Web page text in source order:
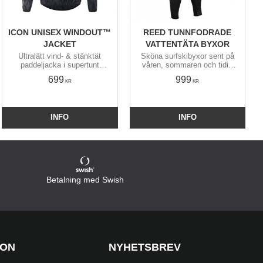
ICON UNISEX WINDOUT™
JACKET
Ultralätt vind- & stänktät
paddeljacka i supertunt
knappt blöt och torkar
699 KR
INFO
REED TUNNFODRADE
VATTENTÄTA BYXOR
Sköna surfskibyxor sent på
våren, sommaren och tidig
knän samt höga i ryggen.
999 KR
INFO
Betalning med Swish
NYHETSBREV